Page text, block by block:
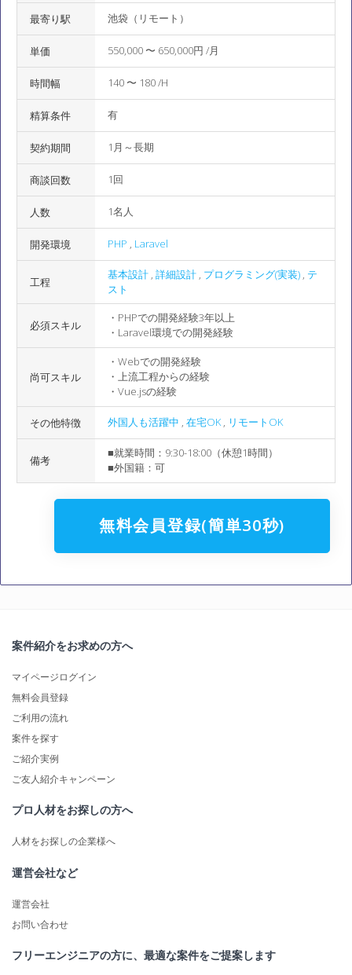
最寄り駅 池袋（リモート）
単価 550,000 〜 650,000円 /月
時間幅 140 〜 180 /H
精算条件 有
契約期間 1月～長期
商談回数 1回
人数 1名人
開発環境 PHP , Laravel
工程
基本設計 , 詳細設計 , プログラミング(実装) , テ
スト
必須スキル
・PHPでの開発経験3年以上
・Laravel環境での開発経験
尚可スキル
・Webでの開発経験
・上流工程からの経験
・Vue.jsの経験
その他特徴 外国人も活躍中 , 在宅OK, リモートOK
備考
■就業時間：9:30-18:00（休憩1時間）
■外国籍：可
無料会員登録(簡単30秒)
案件紹介をお求めの方へ
マイページログイン
無料会員登録
ご利用の流れ
案件を探す
ご紹介実例
ご友人紹介キャンペーン
プロ人材をお探しの方へ
人材をお探しの企業様へ
運営会社など
運営会社
お問い合わせ
フリーエンジニアの方に、最適な案件をご提案します